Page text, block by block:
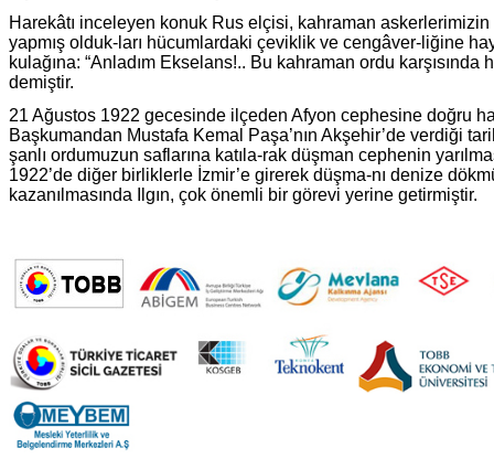
Harekâtı inceleyen konuk Rus elçisi, kahraman
yapmış olduk-ları hücumlardaki çeviklik ve cengâver-liğine
kulağına: “Anladım Ekselans!.. Bu kahraman ordu karşısında
demiştir.
21 Ağustos 1922 gecesinde ilçeden Afyon cephesine doğru
Başkumandan Mustafa Kemal Paşa’nın Akşehir’de verdiği
şanlı ordumuzun saflarına katıla-rak düşman cephenin
1922’de diğer birliklerle İzmir’e girerek düşma-nı denize
kazanılmasında Ilgın, çok önemli bir görevi yerine getirmiştir.